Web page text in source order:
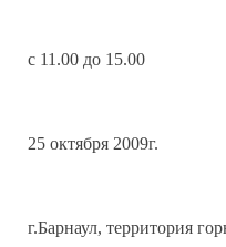
с 11.00 до 15.00
25 октября 2009г.
г.Барнаул, территория